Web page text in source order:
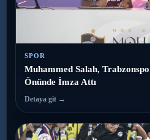
SPOR
Muhammed Salah,
Önünde İmza Attı
Detaya git →